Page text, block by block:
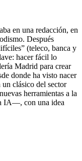
en una redacción, en
Después
(teleco, banca y
hacer fácil lo
Madrid para crear
donde ha visto nacer
un clásico del sector
herramientas a la
IA—, con una idea